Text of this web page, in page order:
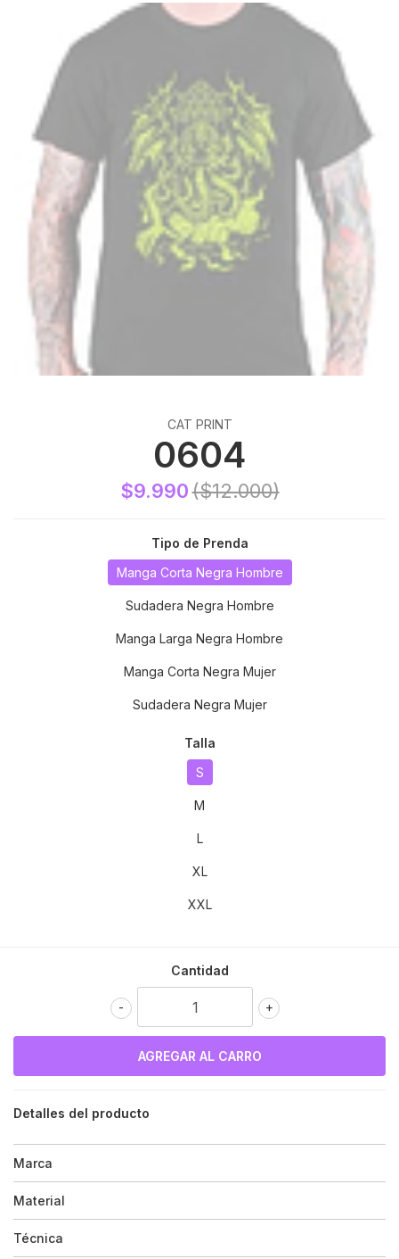
CAT PRINT
0604
$9.990($12.000)
Tipo de Prenda
Manga Corta Negra Hombre
Sudadera Negra Hombre
Manga Larga Negra Hombre
Manga Corta Negra Mujer
Sudadera Negra Mujer
Talla
S
M
L
XL
XXL
Cantidad
+
-
Detalles del producto
Marca
Material
Técnica